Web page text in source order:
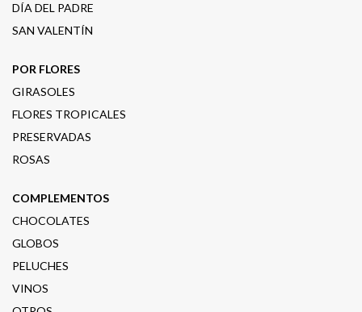
DÍA DEL PADRE
SAN VALENTÍN
POR FLORES
GIRASOLES
FLORES TROPICALES
PRESERVADAS
ROSAS
COMPLEMENTOS
CHOCOLATES
GLOBOS
PELUCHES
VINOS